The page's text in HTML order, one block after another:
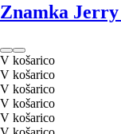
Znamka
V košarico
V košarico
V košarico
V košarico
V košarico